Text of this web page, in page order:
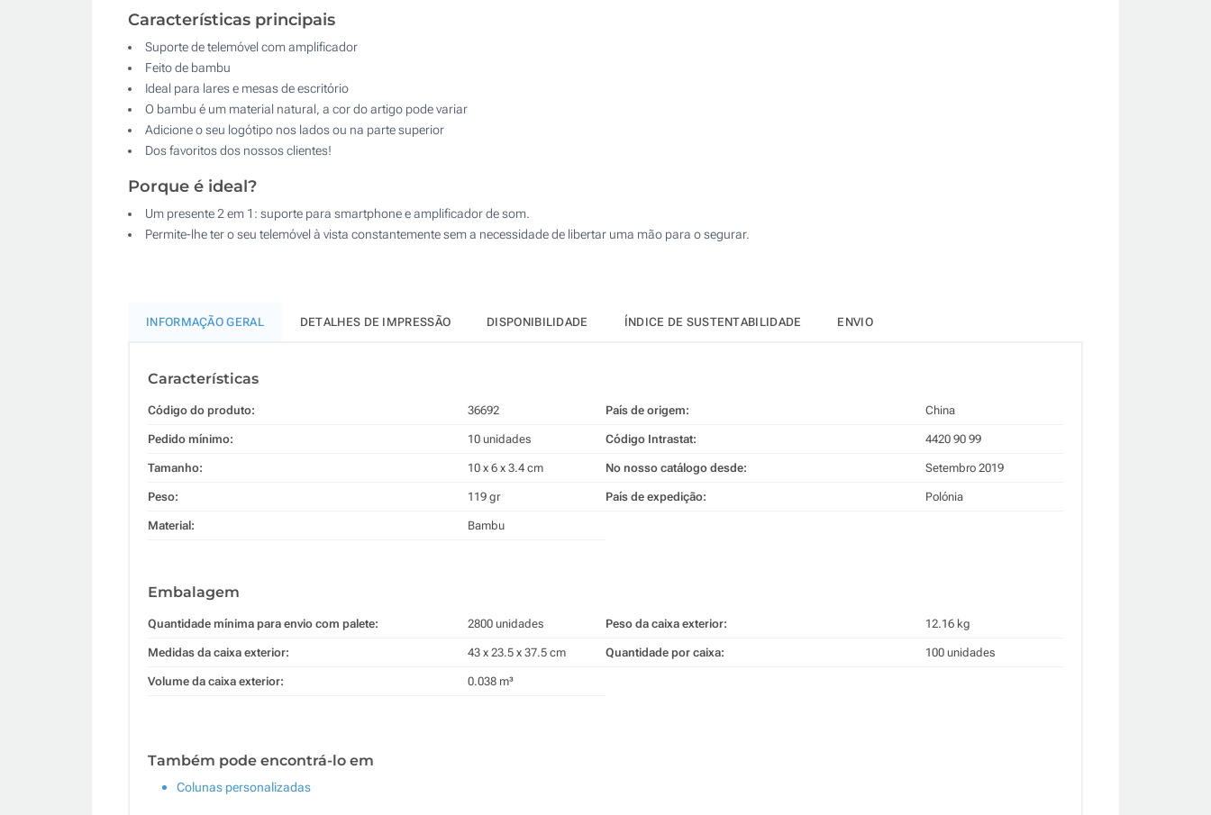
Características principais
Suporte de telemóvel com amplificador
Feito de bambu
Ideal para lares e mesas de escritório
O bambu é um material natural, a cor do artigo pode variar
Adicione o seu logótipo nos lados ou na parte superior
Dos favoritos dos nossos clientes!
Porque é ideal?
Um presente 2 em 1: suporte para smartphone e amplificador de som.
Permite-lhe ter o seu telemóvel à vista constantemente sem a necessidade de libertar uma mão para o segurar.
INFORMAÇÃO GERAL DETALHES DE IMPRESSÃO DISPONIBILIDADE ÍNDICE DE SUSTENTABILIDADE ENVIO
Características
Código do produto: 36692
Pedido mínimo: 10 unidades
Tamanho: 10 x 6 x 3.4 cm
Peso: 119 gr
Material: Bambu
País de origem: China
Código Intrastat: 4420 90 99
No nosso catálogo desde: Setembro 2019
País de expedição: Polónia
Embalagem
Quantidade mínima para envio com palete: 2800 unidades
Medidas da caixa exterior: 43 x 23.5 x 37.5 cm
Volume da caixa exterior: 0.038 m³
Peso da caixa exterior: 12.16 kg
Quantidade por caixa: 100 unidades
Também pode encontrá-lo em
Colunas personalizadas